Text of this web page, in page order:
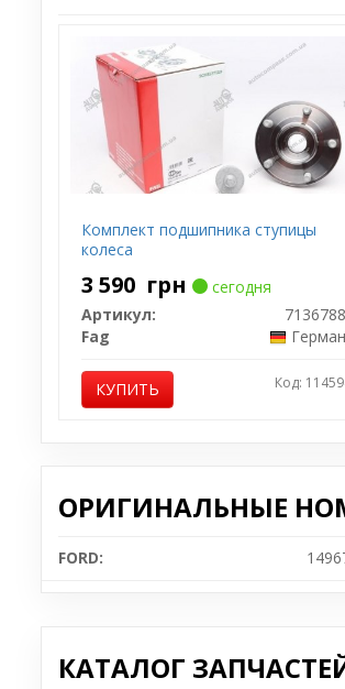
Комплект подшипника ступицы
колеса
3 590 грн
сегодня
Артикул:
Fag
КУПИТЬ Код:
ОРИГИНАЛЬНЫЕ
FORD:
КАТАЛОГ